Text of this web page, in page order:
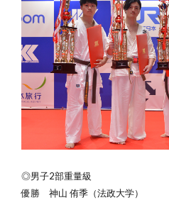
◎男子2部重量級
優勝 神山 侑季（法政大学）